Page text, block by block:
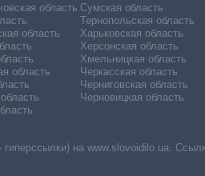
область
область
область
Сумская область
Тернопольская область
Харьковская область
Херсонская область
Хмельницкая область
Черкасская область
Черниговская область
Черновицкая область
на www.slovoidilo.ua.